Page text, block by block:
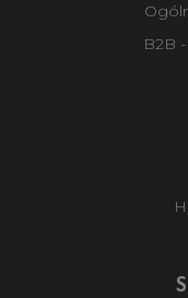
B2B